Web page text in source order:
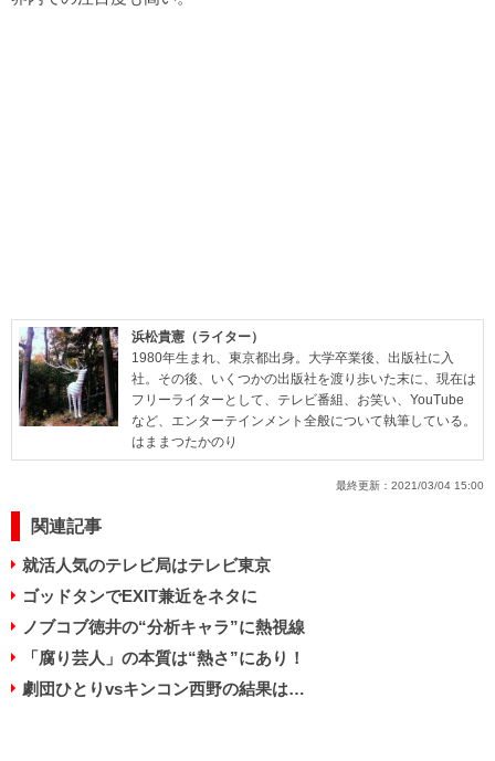
浜松貴憲（ライター）
1980年生まれ、東京都出身。大学卒業後、出版社に入
社。その後、いくつかの出版社を渡り歩いた末に、現在は
フリーライターとして、テレビ番組、お笑い、YouTube
など、エンターテインメント全般について執筆している。
はままつたかのり
最終更新： 2021/03/04 15:00
関連記事
就活人気のテレビ局はテレビ東京
ゴッドタンでEXIT兼近をネタに
ノブコブ徳井の“分析キャラ”に熱視線
「腐り芸人」の本質は“熱さ”にあり！
劇団ひとりvsキンコン西野の結果は…